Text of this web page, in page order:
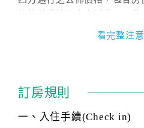
價」之當日價格為標準。
話方式異動訂單。
※非客服時間之申辦異動，皆
看完整注
訂房規則
一、入住手續(Check in)